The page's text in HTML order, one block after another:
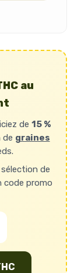
au
de 15 %
de graines
de
code promo